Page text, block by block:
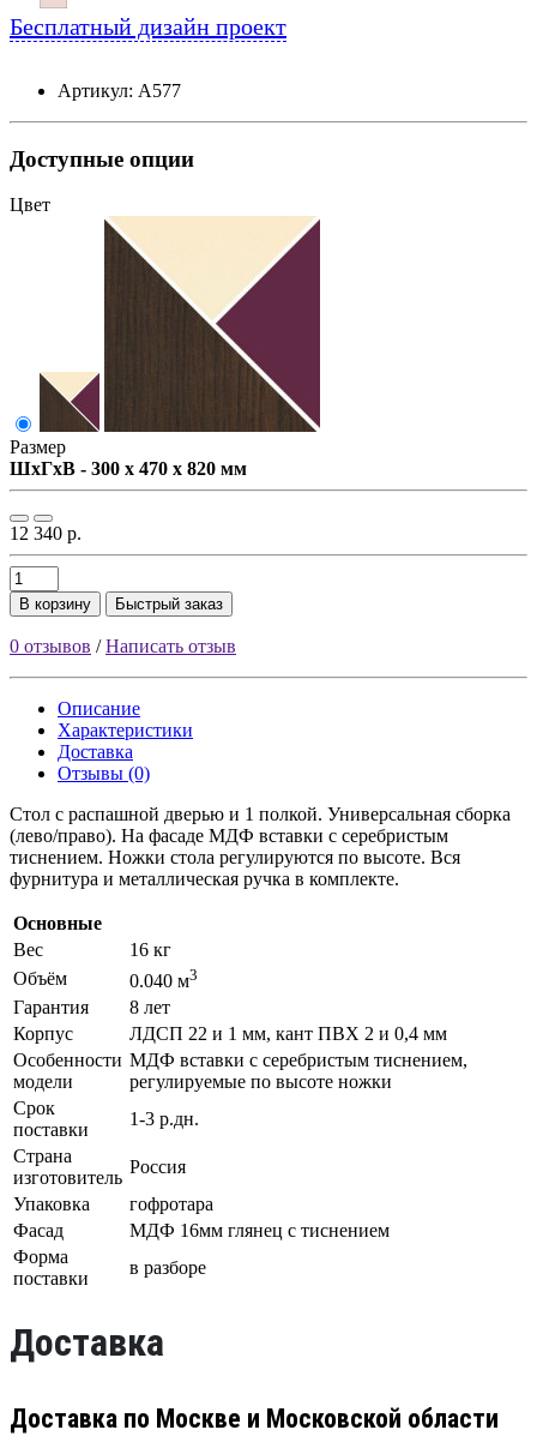
Бесплатный дизайн проект
Артикул: А577
Доступные опции
Цвет
Размер
ШxГxВ - 300 x 470 x 820 мм
12 340 р.
В корзину Быстрый заказ
0 отзывов /Написать отзыв
Описание
Характеристики
Доставка
Отзывы (0)
Стол с распашной дверью и 1 полкой. Универсальная сборка
(лево/право). На фасаде МДФ вставки с серебристым
тиснением. Ножки стола регулируются по высоте. Вся
фурнитура и металлическая ручка в комплекте.
Основные
Вес
16 кг
Объём
0.040 м3
Гарантия
8 лет
Корпус
ЛДСП 22 и 1 мм, кант ПВХ 2 и 0,4 мм
Особенности
модели
МДФ вставки с серебристым тиснением,
регулируемые по высоте ножки
Срок
поставки
1-3 р.дн.
Страна
изготовитель
Россия
Упаковка
гофротара
Фасад
МДФ 16мм глянец с тиснением
Форма
поставки
в разборе
Доставка
Доставка по Москве и Московской области